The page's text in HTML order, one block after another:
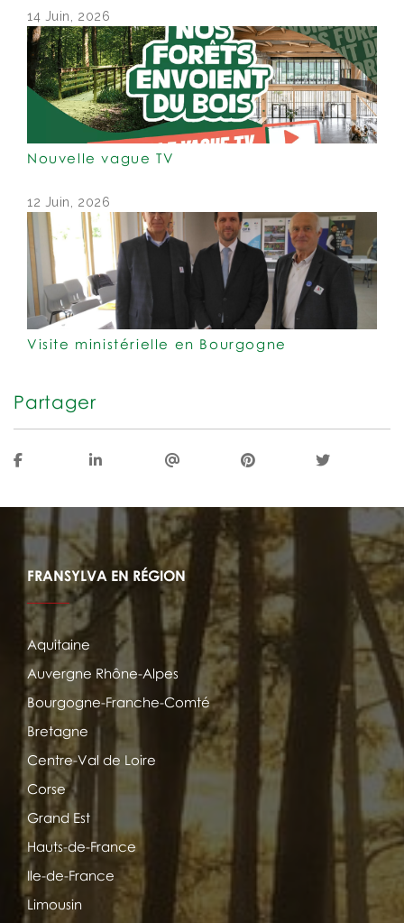
14 Juin, 2026
Nouvelle vague TV
12 Juin, 2026
Visite ministérielle en Bourgogne
Partager
FRANSYLVA EN RÉGION
Aquitaine
Auvergne Rhône-Alpes
Bourgogne-Franche-Comté
Bretagne
Centre-Val de Loire
Corse
Grand Est
Hauts-de-France
Ile-de-France
Limousin